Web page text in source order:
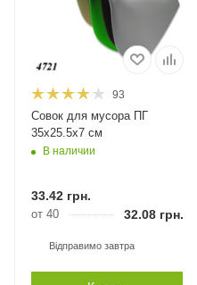
93
Совок для мусора ПГ
35х25.5х7 см
В наличии
33.42 грн.
от 40 32.08 грн.
Відправимо завтра